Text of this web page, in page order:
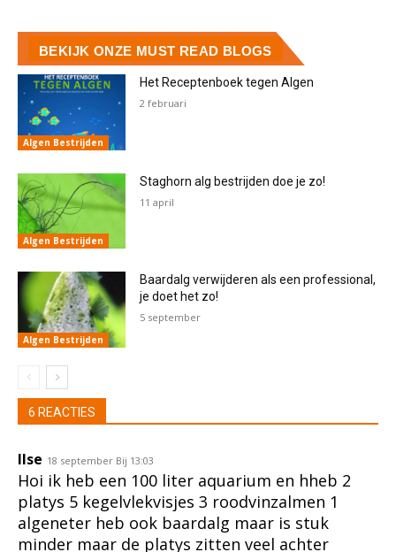
BEKIJK ONZE MUST READ BLOGS
Algen Bestrijden
Het Receptenboek tegen Algen
2 februari
Algen Bestrijden
Staghorn alg bestrijden doe je zo!
11 april
Algen Bestrijden
Baardalg verwijderen als een professional,
je doet het zo!
5 september
6 REACTIES
Ilse 18 september Bij 13:03
Hoi ik heb een 100 liter aquarium en hheb 2
platys 5 kegelvlekvisjes 3 roodvinzalmen 1
algeneter heb ook baardalg maar is stuk
minder maar de platys zitten veel achter